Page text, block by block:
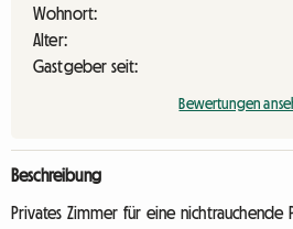
Wohnort:
Alter:
Gastgeber seit:
Bewertungen
Beschreibung
Privates Zimmer für eine nichtrauchende